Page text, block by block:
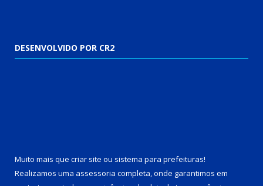
DESENVOLVIDO POR CR2
Muito mais que criar site ou sistema para prefeituras!
Realizamos uma assessoria completa, onde garantimos em